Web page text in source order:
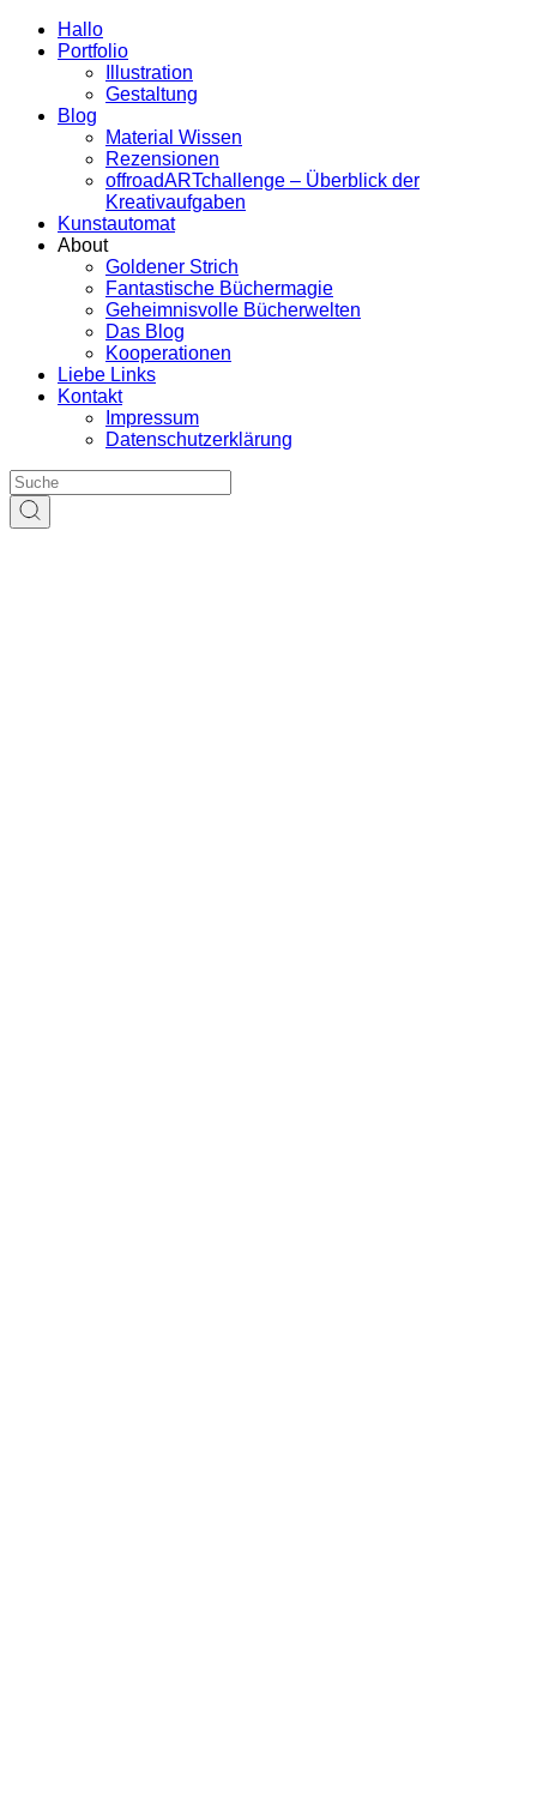
Hallo
Portfolio
Illustration
Gestaltung
Blog
Material Wissen
Rezensionen
offroadARTchallenge – Überblick der
Kreativaufgaben
Kunstautomat
About
Goldener Strich
Fantastische Büchermagie
Geheimnisvolle Bücherwelten
Das Blog
Kooperationen
Liebe Links
Kontakt
Impressum
Datenschutzerklärung